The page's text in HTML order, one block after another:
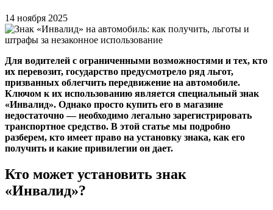
14 ноября 2025
Для водителей с ограниченными возможностями и тех, кто
их перевозит, государство предусмотрело ряд льгот,
призванных облегчить передвижение на автомобиле.
Ключом к их использованию является специальный знак
«Инвалид». Однако просто купить его в магазине
недостаточно — необходимо легально зарегистрировать
транспортное средство. В этой статье мы подробно
разберем, кто имеет право на установку знака, как его
получить и какие привилегии он дает.
Кто может установить знак
«Инвалид»?